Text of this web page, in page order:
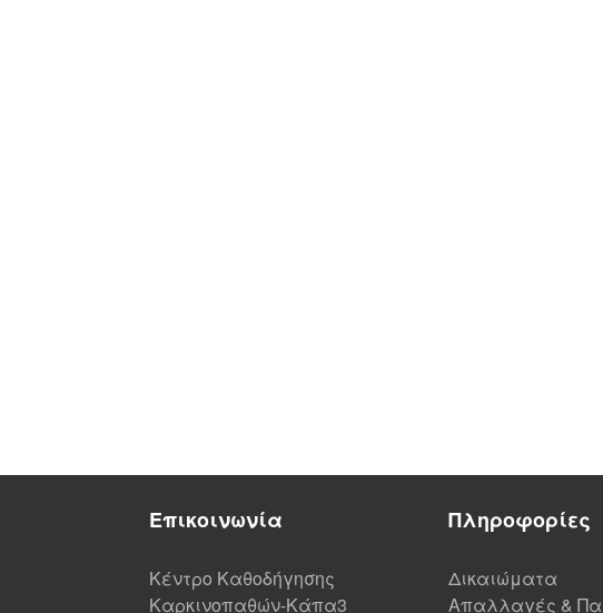
Επικοινωνία
Κέντρο Καθοδήγησης
Καρκινοπαθών-Κάπα3
Πληροφορίες
Δικαιώματα
Απαλλαγές &